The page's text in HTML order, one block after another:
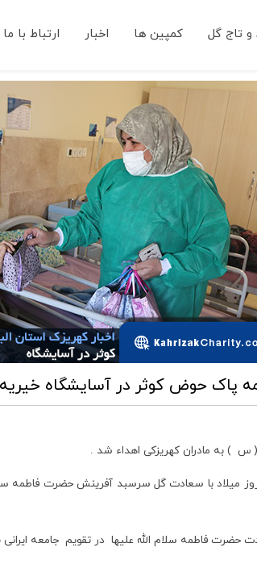
و تاج گل کمپین ها اخبار ارتباط با ما
پاک حوض کوثر در آسایشگاه خیریه
س ) به مادران کهریزکی اهداء شد .
میلاد با سعادت گل سرسبد آفرینش حضرت فاطمه
حضرت فاطمه سلام الله علیها در تقویم جامعه